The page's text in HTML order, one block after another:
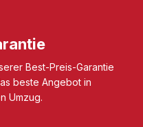
Best-Preis-Garantie
beste Angebot in
Umzug.